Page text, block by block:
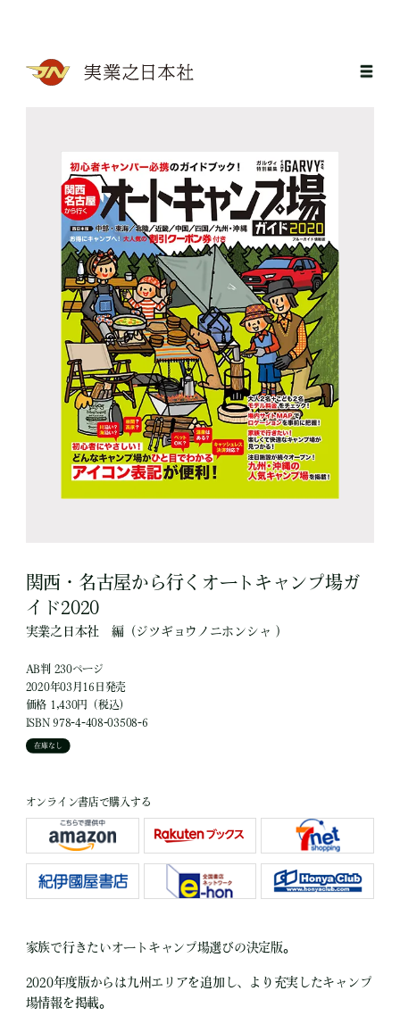
関西・名古屋から行くオートキャンプ場ガ
イド2020
実業之日本社 編（ジツギョウノニホンシャ ）
AB判 230ページ
2020年03月16日発売
価格 1,430円（税込）
ISBN 978-4-408-03508-6
在庫なし
オンライン書店で購入する
家族で行きたいオートキャンプ場選びの決定版。
2020年度版からは九州エリアを追加し、より充実したキャンプ
場情報を掲載。